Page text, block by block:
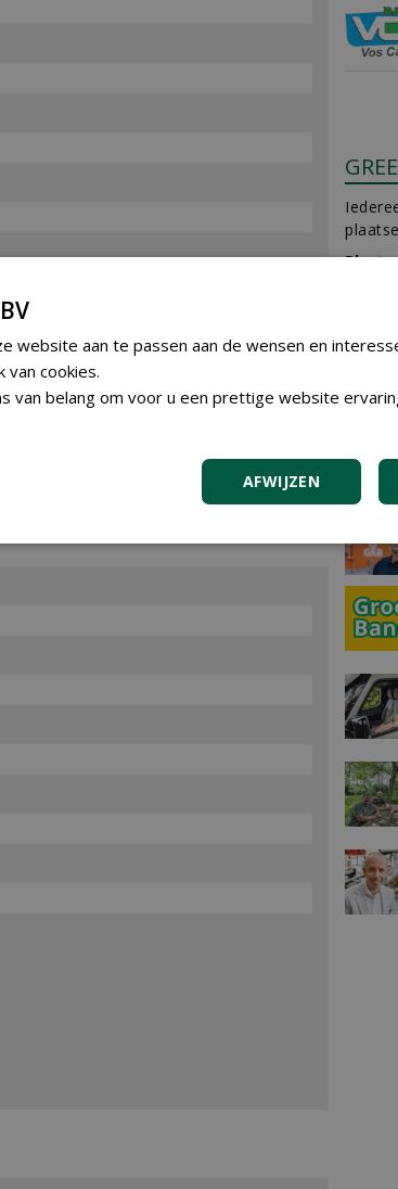
Plaats
website aan te passen aan de wensen en
van cookies.
van belang om voor u een prettige website
AFWIJZEN